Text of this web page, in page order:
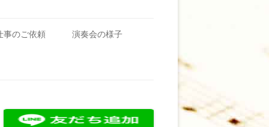
事のご依頼 演奏会の様子